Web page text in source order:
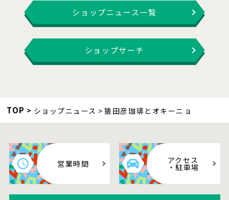
ショップニュース一覧
ショップサーチ
TOP ショップニュース 猿田彦珈琲とオキーニョ
営業時間 アクセス
・駐車場